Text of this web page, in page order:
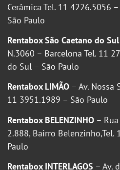
Cerâmica Tel. 11 4226.5056
São Paulo
Rentabox São Caetano do
N.3060 – Barcelona Tel. 11
do Sul – São Paulo
Rentabox LIMÃO – Av. Nossa
11 3951.1989 – São Paulo
Rentabox BELENZINHO –
2.888, Bairro Belenzinho,Tel.
Paulo
Rentabox INTERLAGOS – Av.